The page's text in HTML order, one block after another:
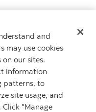
and
may use cookies
our sites.
information
patterns, to
site usage, and
"Manage